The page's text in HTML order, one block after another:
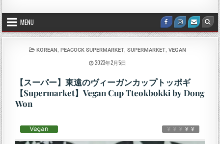
MENU
KOREAN PEACOCK SUPERMARKET SUPERMARKET VEGAN
2023年2月5日
【スーパー】東遠のヴィーガンカップトッポギ
【Supermarket】Vegan Cup Tteokbokki by Dong
Won